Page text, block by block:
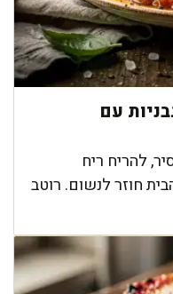
עם
להריח ריח
חוזר לנשום. רוטב